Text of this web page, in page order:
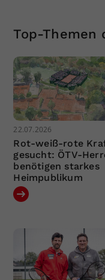
Top-Themen
22.07.2026
Rot-weiß-rote
gesucht: ÖTV-
benötigen starkes
Heimpublikum